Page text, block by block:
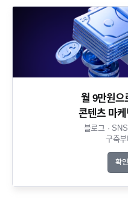
월 9만원으
콘텐츠 마
블로그 ·
구축부
확